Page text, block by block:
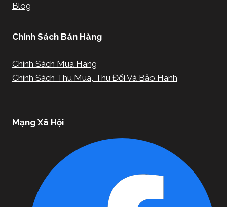
Blog
Chính Sách Bán Hàng
Chính Sách Mua Hàng
Chính Sách Thu Mua, Thu Đổi Và Bảo Hành
Mạng Xã Hội